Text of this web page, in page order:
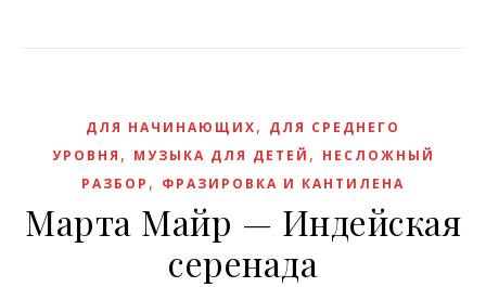
ДЛЯ НАЧИНАЮЩИХ, ДЛЯ СРЕДНЕГО
УРОВНЯ , МУЗЫКА ДЛЯ ДЕТЕЙ , НЕСЛОЖНЫЙ
РАЗБОР , ФРАЗИРОВКА И КАНТИЛЕНА
Марта Майр — Индейская
серенада